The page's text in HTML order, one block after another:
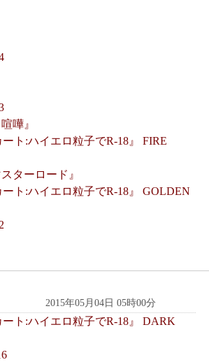
嘩』
ト:ハイエロ粒子でR-18』 FIRE
ターロード』
ート:ハイエロ粒子でR-18』 GOLDEN
2015年05月04日 05時00分
ート:ハイエロ粒子でR-18』 DARK